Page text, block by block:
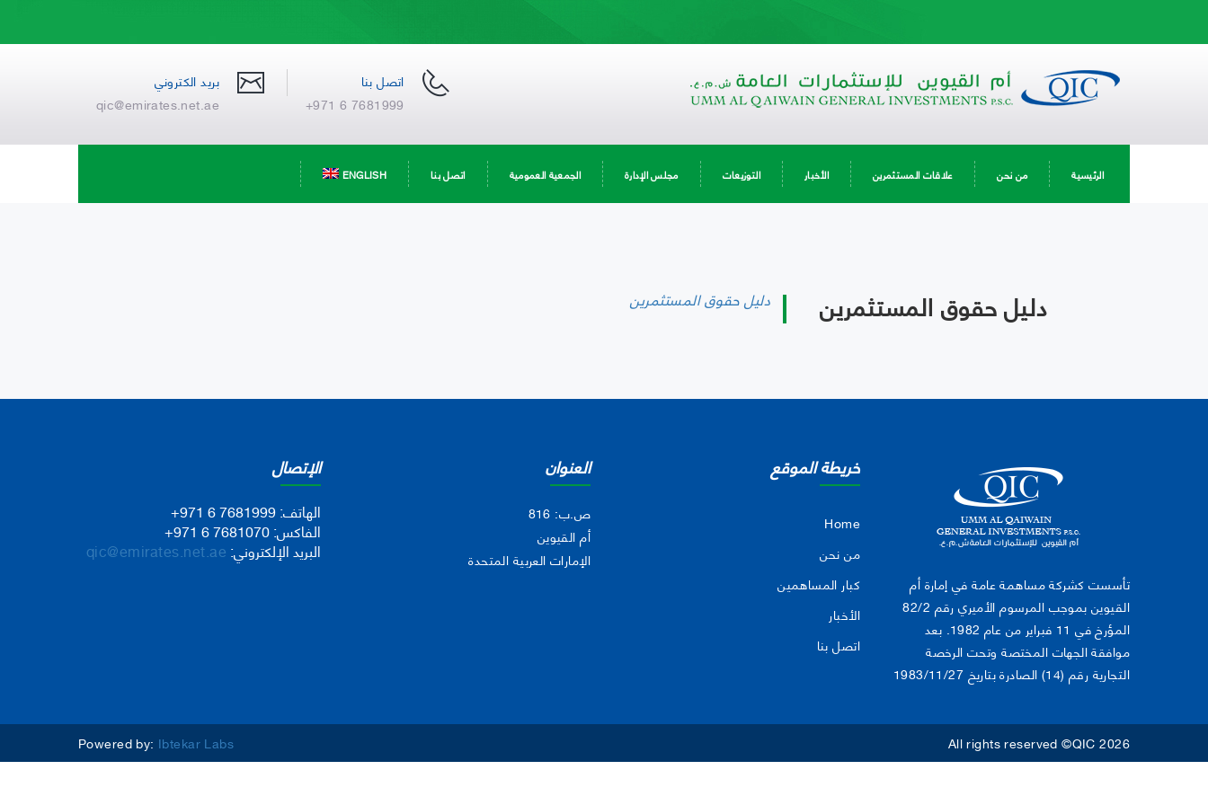
اتصل بنا
+971 6 7681999
بريد الكتروني
qic@emirates.net.ae
الرئيسية من نحن علاقات المستثمرين الأخبار التوزيعات مجلس الإدارة الجمعية العمومية اتصل بنا ENGLISH
دليل حقوق المستثمرين دليل حقوق المستثمرين
تأسست كشركة مساهمة عامة في إمارة أم
القيوين بموجب المرسوم الأميري رقم 82/2
المؤرخ في 11 فبراير من عام 1982. بعد
موافقة الجهات المختصة وتحت الرخصة
التجارية رقم (14) الصادرة بتاريخ 1983/11/27
خريطة الموقع
Home
من نحن
كبار المساهمين
الأخبار
اتصل بنا
العنوان
ص.ب: 816
أم القيوين
الإمارات العربية المتحدة
الإتصال
الهاتف:+971 6 7681999
الفاكس:+971 6 7681070
البريد الإلكتروني: qic@emirates.net.ae
All rights reserved ©QIC 2026
Powered by: Ibtekar Labs